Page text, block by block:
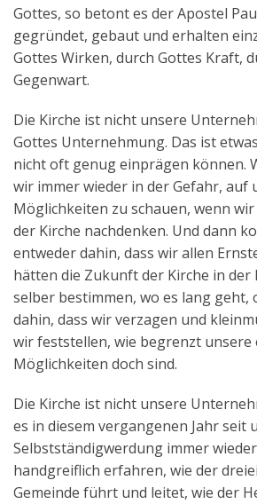
Gottes, so betont es der Apostel
gegründet, gebaut und erhalten
Gottes Wirken, durch Gottes Kraft,
Gegenwart.
Die Kirche ist nicht unsere
Gottes Unternehmung. Das ist
nicht oft genug einprägen können.
wir immer wieder in der Gefahr, auf
Möglichkeiten zu schauen, wenn
der Kirche nachdenken. Und dann
entweder dahin, dass wir allen
hätten die Zukunft der Kirche in der
selber bestimmen, wo es lang geht,
dahin, dass wir verzagen und
wir feststellen, wie begrenzt unsere
Möglichkeiten doch sind.
Die Kirche ist nicht unsere
es in diesem vergangenen Jahr seit
Selbstständigwerdung immer
handgreiflich erfahren, wie der
Gemeinde führt und leitet, wie der